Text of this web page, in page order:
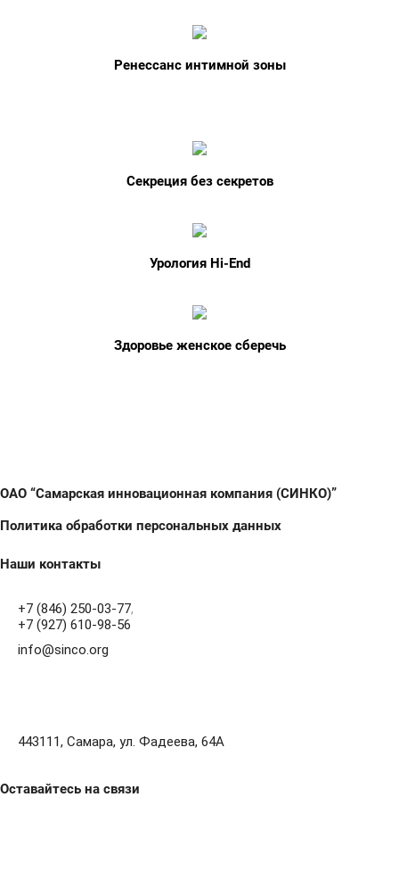
Ренессанс интимной зоны
Секреция без секретов
Урология Hi-End
Здоровье женское сберечь
ОАО “Самарская инновационная компания (СИНКО)”
Политика обработки персональных данных
Наши контакты
+7 (846) 250-03-77,
+7 (927) 610-98-56
info@sinco.org
443111, Самара, ул. Фадеева, 64А
Оставайтесь на связи